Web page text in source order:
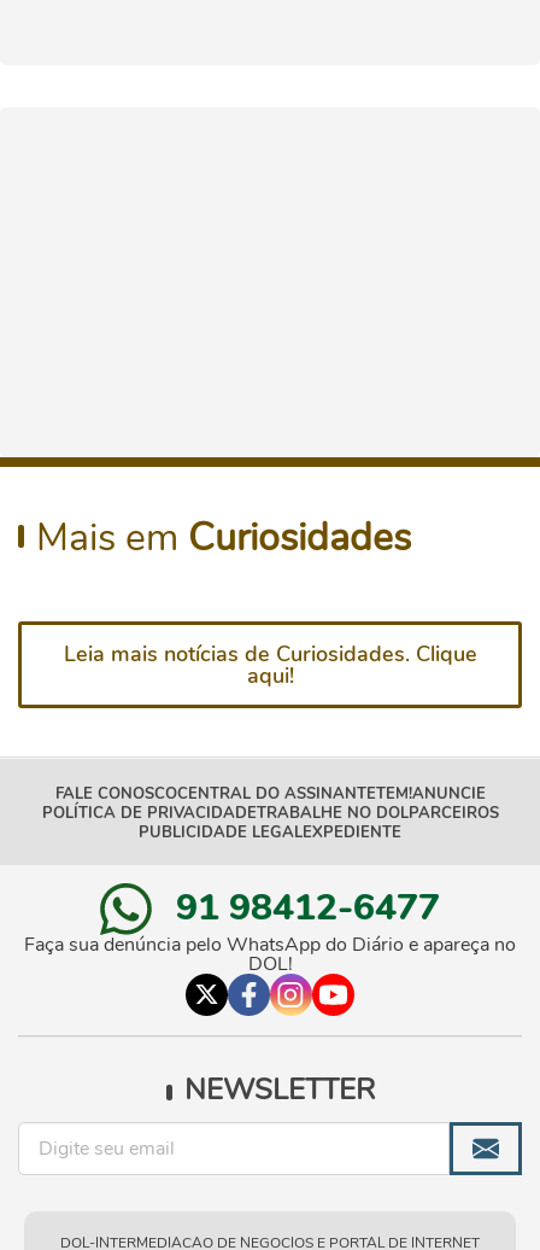
Mais em Curiosidades
Leia mais notícias de Curiosidades. Clique
aqui!
FALE CONOSCOCENTRAL DO ASSINANTETEM!ANUNCIE
POLÍTICA DE PRIVACIDADETRABALHE NO DOLPARCEIROS
PUBLICIDADE LEGALEXPEDIENTE
91 98412-6477
Faça sua denúncia pelo WhatsApp do Diário e apareça no
DOL!
NEWSLETTER
DOL-INTERMEDIACAO DE NEGOCIOS E PORTAL DE INTERNET